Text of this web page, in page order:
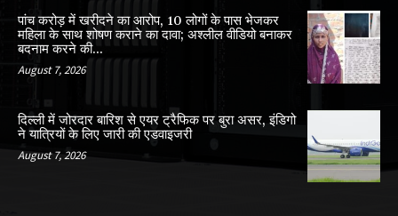
पांच करोड़ में खरीदने का आरोप, 10 लोगों के पास भेजकर
महिला के साथ शोषण कराने का दावा; अश्लील वीडियो बनाकर
बदनाम करने की...
August 7, 2026
दिल्ली में जोरदार बारिश से एयर ट्रैफिक पर बुरा असर, इंडिगो
ने यात्रियों के लिए जारी की एडवाइजरी
August 7, 2026